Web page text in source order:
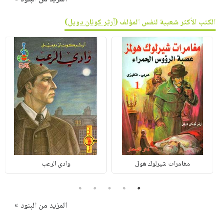
الكتب الأكثر شعبية لنفس المؤلف (آرثر كونان دويل)
مغامرات شيرلوك هول وادي الرعب
1
2
3
4
5
المزيد من البنود »